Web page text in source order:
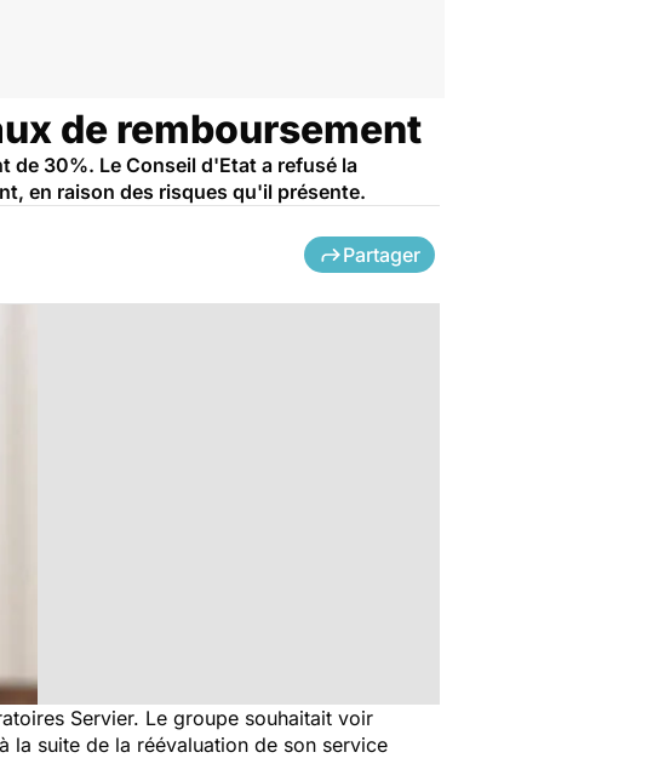
de remboursement
de 30%. Le Conseil d'Etat a refusé la
en raison des risques qu'il présente.
Partager
Servier. Le groupe souhaitait voir
la suite de la réévaluation de son service